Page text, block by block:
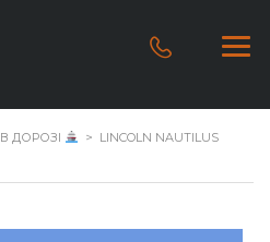
В ДОРОЗІ > LINCOLN NAUTILUS